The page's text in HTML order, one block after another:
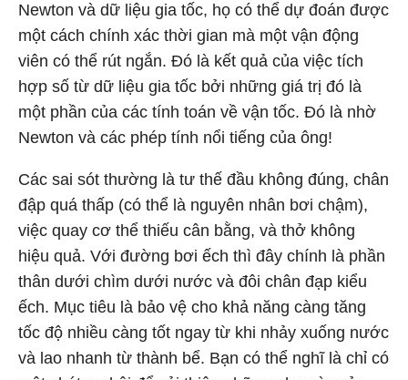
Newton và dữ liệu gia tốc, họ có thể dự đoán được
một cách chính xác thời gian mà một vận động
viên có thể rút ngắn. Đó là kết quả của việc tích
hợp số từ dữ liệu gia tốc bởi những giá trị đó là
một phần của các tính toán về vận tốc. Đó là nhờ
Newton và các phép tính nổi tiếng của ông!
Các sai sót thường là tư thế đầu không đúng, chân
đập quá thấp (có thể là nguyên nhân bơi chậm),
việc quay cơ thể thiếu cân bằng, và thở không
hiệu quả. Với đường bơi ếch thì đây chính là phần
thân dưới chìm dưới nước và đôi chân đạp kiểu
ếch. Mục tiêu là bảo vệ cho khả năng càng tăng
tốc độ nhiều càng tốt ngay từ khi nhảy xuống nước
và lao nhanh từ thành bể. Bạn có thể nghĩ là chỉ có